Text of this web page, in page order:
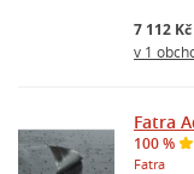
7 112 Kč
v 1
Fatra
100 %
Fatra